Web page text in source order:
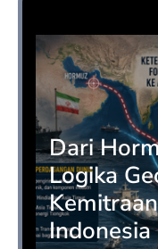
Dari
Logika
Indonesia